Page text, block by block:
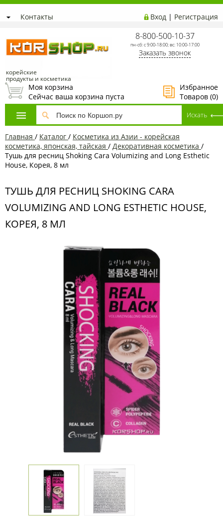
Контакты Вход | Регистрация
корейские
продукты и косметика
8-800-500-10-37
пн-сб: с 9:00-18:00; вс: 10:00-17:00
Заказать звонок
Избранное
Товаров (0)
Моя корзина
Сейчас ваша корзина пуста
Главная / Каталог / Косметика из Азии - корейская
косметика, японская, тайская / Декоративная косметика /
Тушь для ресниц Shoking Cara Volumizing and Long Esthetic
House, Корея, 8 мл
ТУШЬ ДЛЯ РЕСНИЦ SHOKING CARA
VOLUMIZING AND LONG ESTHETIC HOUSE,
КОРЕЯ, 8 МЛ